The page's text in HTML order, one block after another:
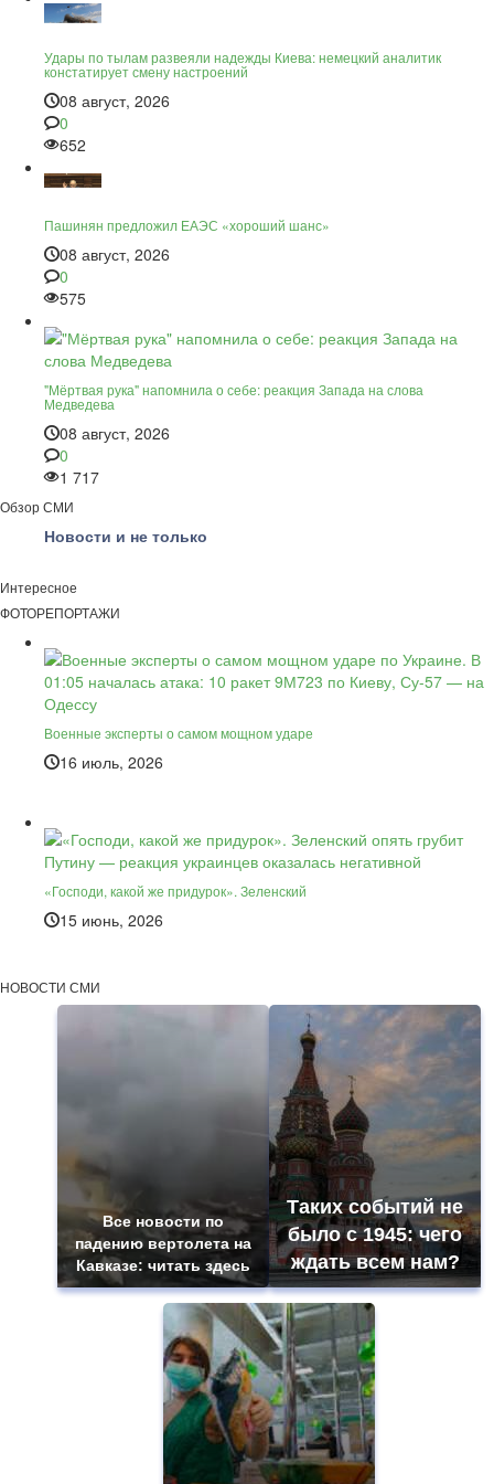
Удары по тылам развеяли надежды Киева: немецкий аналитик
констатирует смену настроений
08 август, 2026
0
652
Пашинян предложил ЕАЭС «хороший шанс»
08 август, 2026
0
575
"Мёртвая рука" напомнила о себе: реакция Запада на слова
Медведева
08 август, 2026
0
1 717
Обзор СМИ
Новости и не только
Интересное
ФОТОРЕПОРТАЖИ
Военные эксперты о самом мощном ударе
16 июль, 2026
«Господи, какой же придурок». Зеленский
15 июнь, 2026
НОВОСТИ СМИ
Все новости по
падению вертолета на
Кавказе: читать здесь
Таких событий не
было с 1945: чего
ждать всем нам?